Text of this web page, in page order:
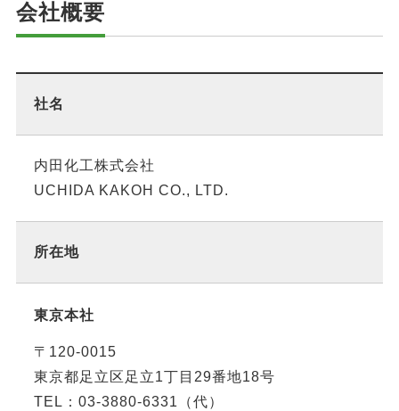
会社概要
社名
内田化工株式会社
UCHIDA KAKOH CO., LTD.
所在地
東京本社
〒120-0015
東京都足立区足立1丁目29番地18号
TEL：03-3880-6331（代）